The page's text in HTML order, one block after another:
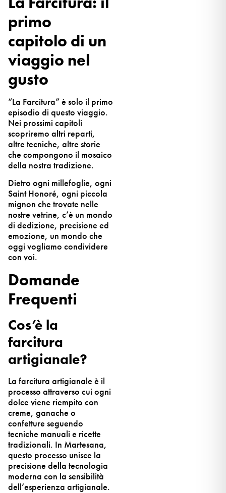
primo
capitolo di un
viaggio nel
gusto
“La Farcitura” è solo il primo
episodio di questo viaggio.
Nei prossimi capitoli
scopriremo altri reparti,
altre tecniche, altre storie
che compongono il mosaico
della nostra tradizione.
Dietro ogni millefoglie, ogni
Saint Honoré, ogni piccola
mignon che trovate nelle
nostre vetrine, c’è un mondo
di dedizione, precisione ed
emozione, un mondo che
oggi vogliamo condividere
con voi.
Domande
Frequenti
Cos’è la
farcitura
artigianale?
La farcitura artigianale è il
processo attraverso cui ogni
dolce viene riempito con
creme, ganache o
confetture seguendo
tecniche manuali e ricette
tradizionali. In Martesana,
questo processo unisce la
precisione della tecnologia
moderna con la sensibilità
dell’esperienza artigianale.